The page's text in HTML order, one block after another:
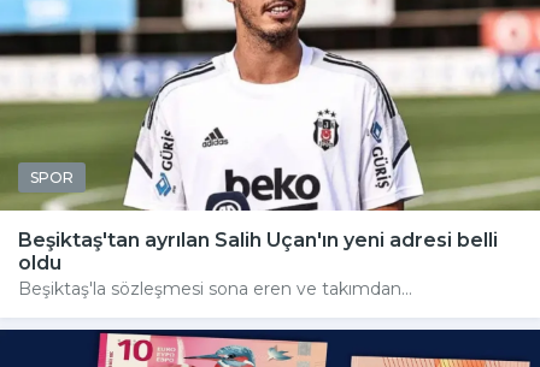
SPOR
Beşiktaş'tan ayrılan Salih Uçan'ın yeni adresi belli
oldu
Beşiktaş'la sözleşmesi sona eren ve takımdan...